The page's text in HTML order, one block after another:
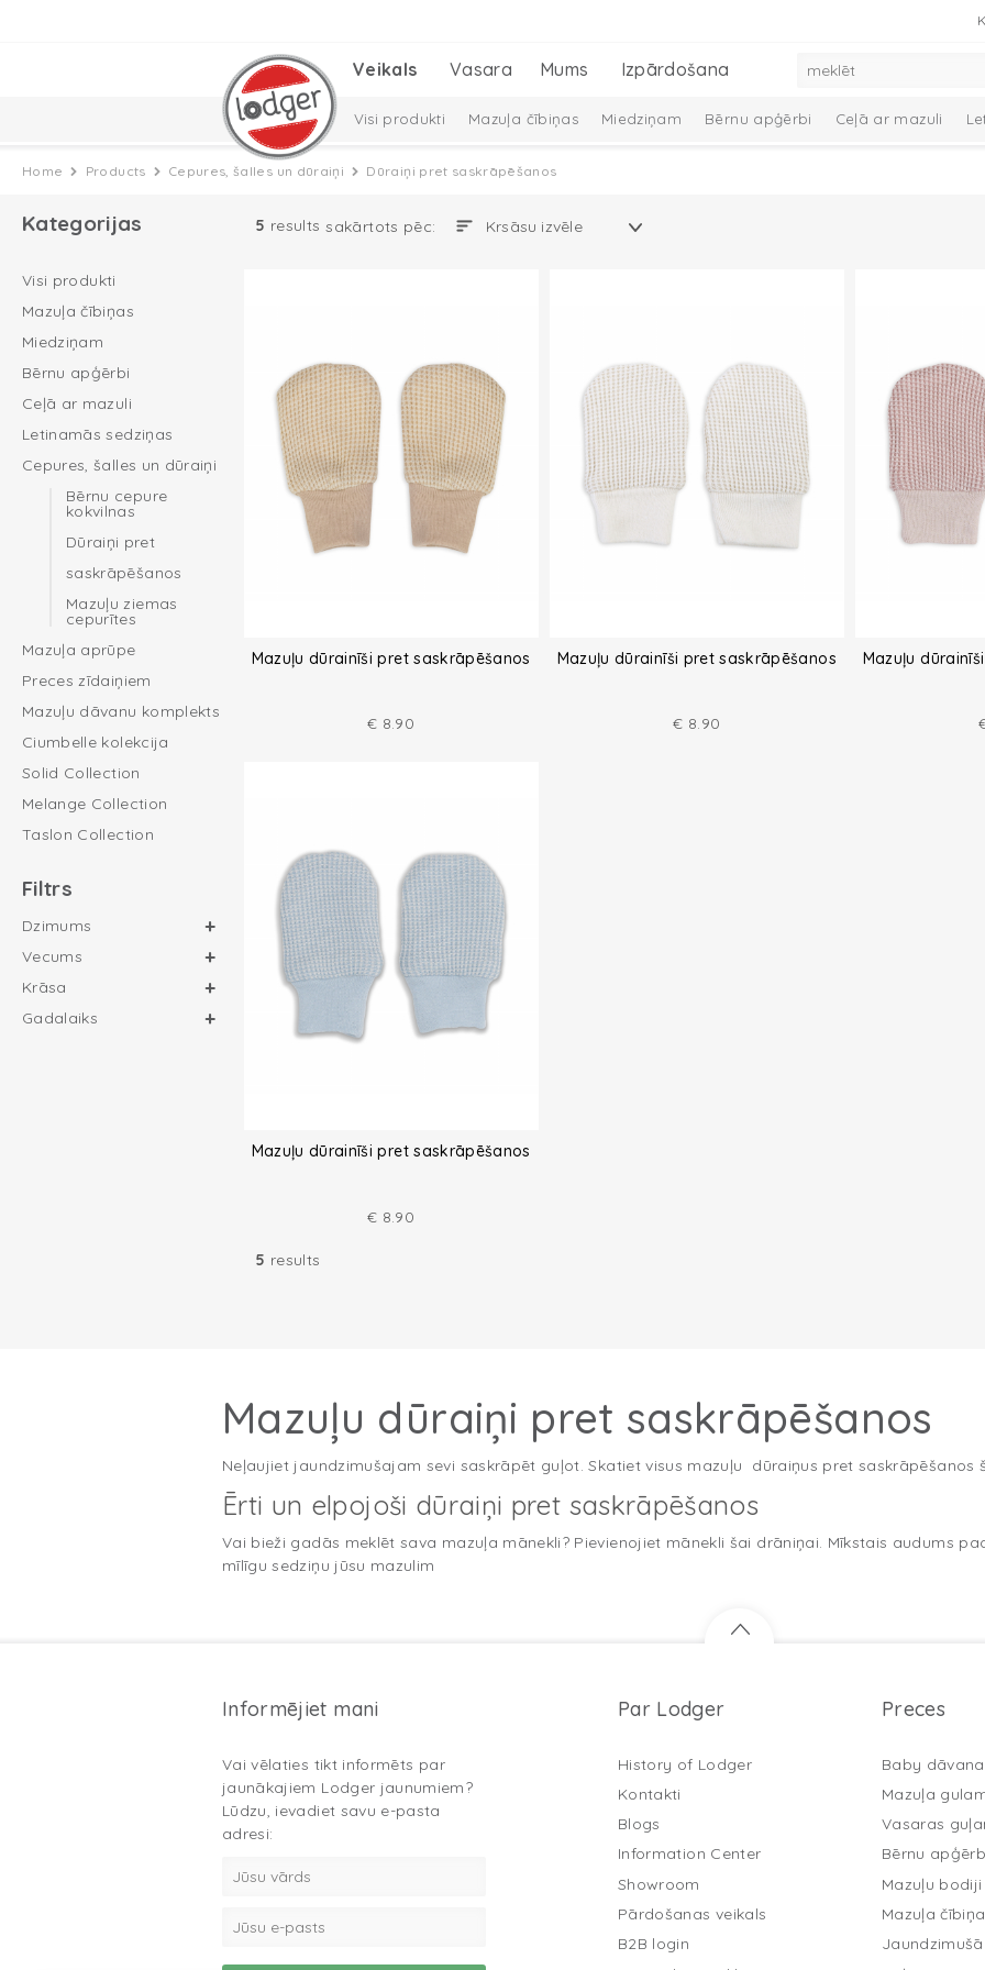
Veikals Vasara Mums Izpārdošana
Visi produkti Mazuļa čībiņas Miedziņam Bērnu apģērbi Ceļā ar mazuli
Cepures, šalles un dūraiņi
Home Products Cepures, šalles un dūraiņi Dūraiņi pret saskrāpēšanos
Kategorijas
Visi produkti
Mazuļa čībiņas
Miedziņam
Bērnu apģērbi
Ceļā ar mazuli
Letinamās sedziņas
Cepures, šalles un dūraiņi
Bērnu cepure
kokvilnas
Dūraiņi pret
saskrāpēšanos
Mazuļu ziemas
cepurītes
Mazuļa aprūpe
Preces zīdaiņiem
Mazuļu dāvanu komplekts
Ciumbelle kolekcija
Solid Collection
Melange Collection
Taslon Collection
Filtrs
Dzimums
Vecums
Krāsa
Gadalaiks
5 results sakārtots pēc:
Mazuļu dūrainīši pret saskrāpēšanos
€ 8.90
Mazuļu dūrainīši pret saskrāpēšanos
€ 8.90
Mazuļu
Mazuļu dūrainīši pret saskrāpēšanos
€ 8.90
5 results
Mazuļu dūraiņi pret saskrāpēšanos
Neļaujiet jaundzimušajam sevi saskrāpēt guļot. Skatiet visus mazuļu dūraiņus pret saskrāpēšanos
Ērti un elpojoši dūraiņi pret saskrāpēšanos
Vai bieži gadās meklēt sava mazuļa mānekli? Pievienojiet mānekli šai drāniņai. Mīkstais audums
mīlīgu sedziņu jūsu mazulim
Informējiet mani
Vai vēlaties tikt informēts par
jaunākajiem Lodger jaunumiem?
Lūdzu, ievadiet savu e-pasta
adresi:
Par Lodger
History of Lodger
Kontakti
Blogs
Information Center
Showroom
Pārdošanas veikals
B2B login
Preces
Baby
Mazuļa
Vasaras
Bērnu
Mazuļu bodiji
Mazuļa